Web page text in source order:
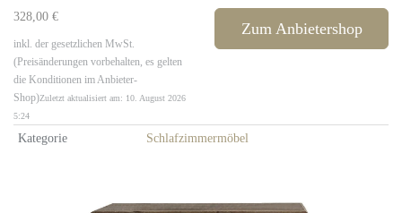
328,00 €
inkl. der gesetzlichen MwSt.
(Preisänderungen vorbehalten, es gelten
die Konditionen im Anbieter-
Shop)Zuletzt aktualisiert am: 10. August 2026
5:24
Zum Anbietershop
Kategorie Schlafzimmermöbel